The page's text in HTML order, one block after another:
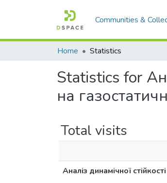
Communities &
Home Statistics
Statistics for
на
Total visits
Аналіз динамічної